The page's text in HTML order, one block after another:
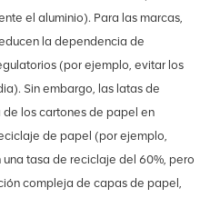
el aluminio). Para las marcas,
la dependencia de
(por ejemplo, evitar los
Sin embargo, las latas de
los cartones de papel en
de papel (por ejemplo,
tasa de reciclaje del 60%, pero
compleja de capas de papel,